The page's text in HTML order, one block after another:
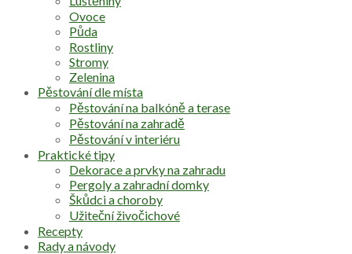
Ovoce
Půda
Rostliny
Stromy
Zelenina
Pěstování dle místa
Pěstování na balkóně a terase
Pěstování na zahradě
Pěstování v interiéru
Praktické tipy
Dekorace a prvky na zahradu
Pergoly a zahradní domky
Škůdci a choroby
Užiteční živočichové
Recepty
Rady a návody